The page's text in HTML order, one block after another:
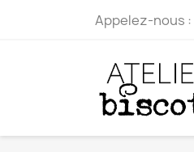
Appelez-nous :